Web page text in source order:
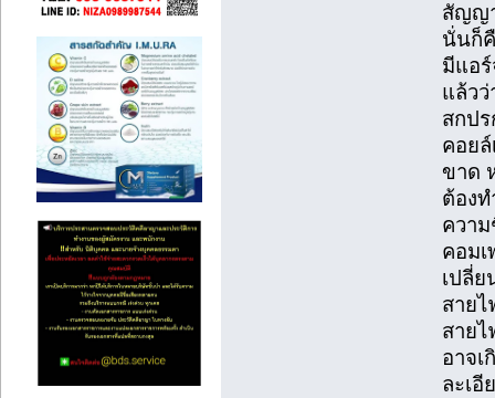
สัญญ
นั่นก็
มีแอ
แล้วว่
สกป
คอย
ขาด
ต้อง
ควา
คอม
เปลี่
สาย
สาย
อาจเ
ละเ